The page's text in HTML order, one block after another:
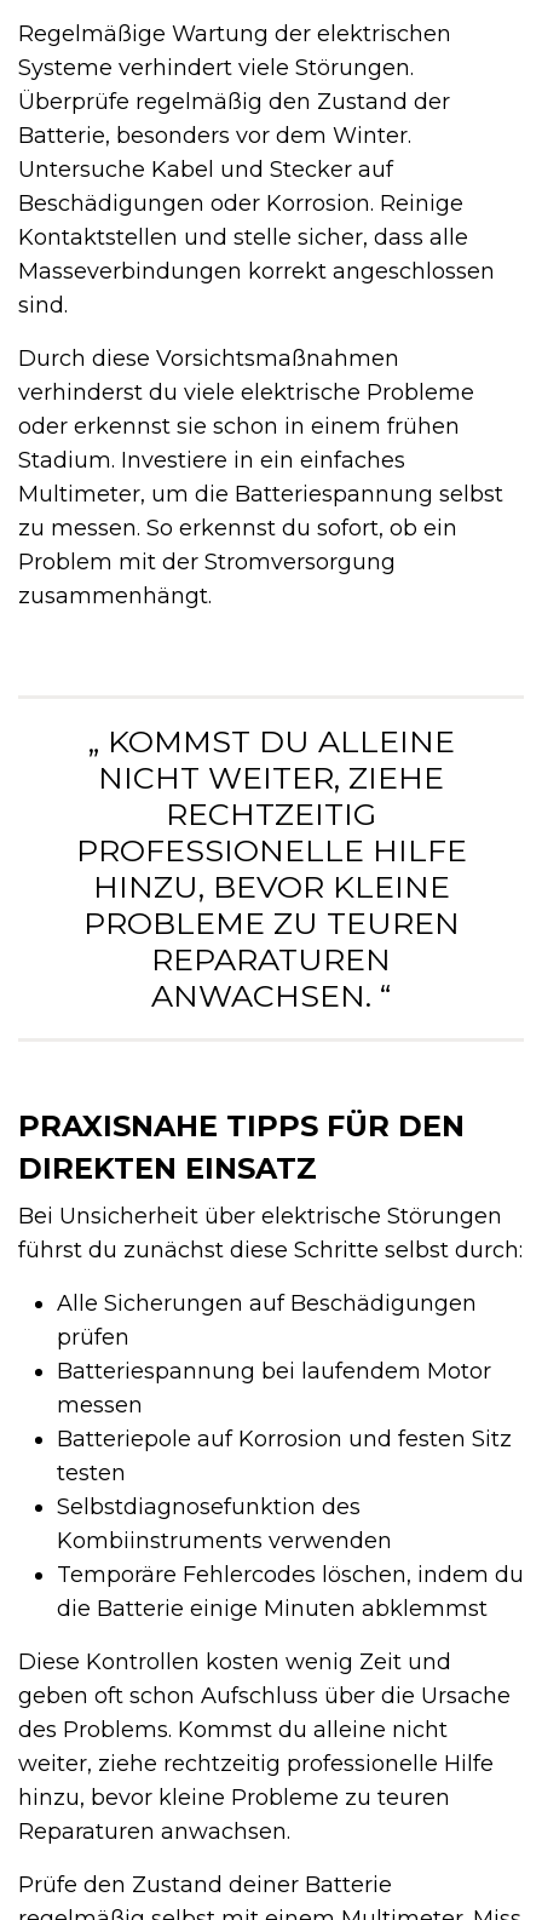
Regelmäßige Wartung der elektrischen
Systeme verhindert viele Störungen.
Überprüfe regelmäßig den Zustand der
Batterie, besonders vor dem Winter.
Untersuche Kabel und Stecker auf
Beschädigungen oder Korrosion. Reinige
Kontaktstellen und stelle sicher, dass alle
Masseverbindungen korrekt angeschlossen
sind.
Durch diese Vorsichtsmaßnahmen
verhinderst du viele elektrische Probleme
oder erkennst sie schon in einem frühen
Stadium. Investiere in ein einfaches
Multimeter, um die Batteriespannung selbst
zu messen. So erkennst du sofort, ob ein
Problem mit der Stromversorgung
zusammenhängt.
„ KOMMST DU ALLEINE
NICHT WEITER, ZIEHE
RECHTZEITIG
PROFESSIONELLE HILFE
HINZU, BEVOR KLEINE
PROBLEME ZU TEUREN
REPARATUREN
ANWACHSEN. “
PRAXISNAHE TIPPS FÜR DEN
DIREKTEN EINSATZ
Bei Unsicherheit über elektrische Störungen
führst du zunächst diese Schritte selbst durch:
Alle Sicherungen auf Beschädigungen
prüfen
Batteriespannung bei laufendem Motor
messen
Batteriepole auf Korrosion und festen Sitz
testen
Selbstdiagnosefunktion des
Kombiinstruments verwenden
Temporäre Fehlercodes löschen, indem du
die Batterie einige Minuten abklemmst
Diese Kontrollen kosten wenig Zeit und
geben oft schon Aufschluss über die Ursache
des Problems. Kommst du alleine nicht
weiter, ziehe rechtzeitig professionelle Hilfe
hinzu, bevor kleine Probleme zu teuren
Reparaturen anwachsen.
Prüfe den Zustand deiner Batterie